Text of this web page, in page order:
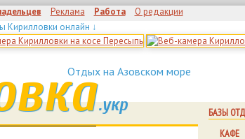
Реклама Работа О редакции
Кирилловки онлайн ↓
Отдых на Азовском море
.укр БАЗЫ
КАФЕ